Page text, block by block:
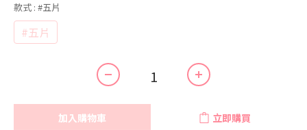
款式 : #五片
#五片
加入購物車 立即購買